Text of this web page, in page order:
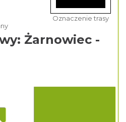
Żarnowiec -
Oznaczenie trasy